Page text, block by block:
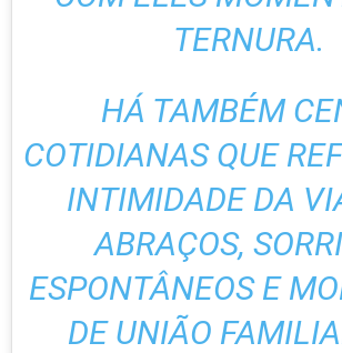
TERNURA.
HÁ TAMBÉM
COTIDIANAS QUE
INTIMIDADE DA
ABRAÇOS,
ESPONTÂNEOS E
DE UNIÃO